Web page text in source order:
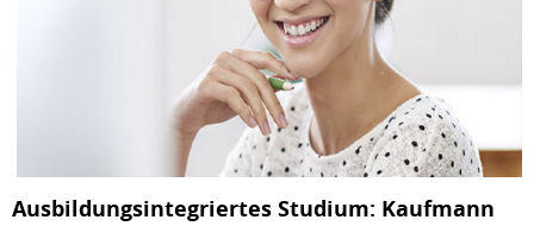
Ausbildungsintegriertes Studium: Kaufmann